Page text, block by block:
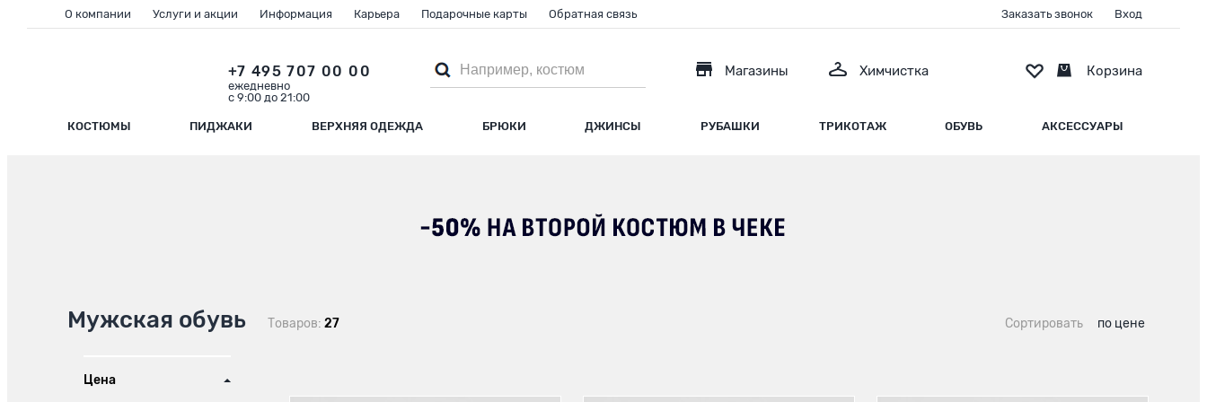
КОСТЮМЫ ПИДЖАКИ ВЕРХНЯЯ ОДЕЖДА БРЮКИ ДЖИНСЫ РУБАШКИ ТРИКОТАЖ ОБУВЬ АКСЕССУАРЫ
+7 495 707 00 00
ежедневно
с 9:00 до 21:00
Магазины Химчистка
О компании Услуги и акции Информация Карьера Подарочные карты Обратная связь Заказать звонок Вход
Корзина
Цена
Мужская обувь Товаров: 27 Сортировать по цене